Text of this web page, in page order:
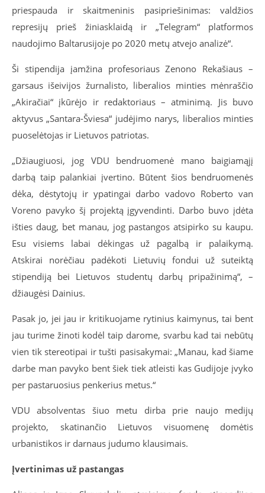
priespauda ir skaitmeninis pasipriešinimas: valdžios
represijų prieš žiniasklaidą ir „Telegram“ platformos
naudojimo Baltarusijoje po 2020 metų atvejo analizė“.
Ši stipendija įamžina profesoriaus Zenono Rekašiaus –
garsaus išeivijos žurnalisto, liberalios minties mėnraščio
„Akiračiai“ įkūrėjo ir redaktoriaus – atminimą. Jis buvo
aktyvus „Santara-Šviesa“ judėjimo narys, liberalios minties
puoselėtojas ir Lietuvos patriotas.
„Džiaugiuosi, jog VDU bendruomenė mano baigiamąjį
darbą taip palankiai įvertino. Būtent šios bendruomenės
dėka, dėstytojų ir ypatingai darbo vadovo Roberto van
Voreno pavyko šį projektą įgyvendinti. Darbo buvo įdėta
išties daug, bet manau, jog pastangos atsipirko su kaupu.
Esu visiems labai dėkingas už pagalbą ir palaikymą.
Atskirai norėčiau padėkoti Lietuvių fondui už suteiktą
stipendiją bei Lietuvos studentų darbų pripažinimą“, –
džiaugėsi Dainius.
Pasak jo, jei jau ir kritikuojame rytinius kaimynus, tai bent
jau turime žinoti kodėl taip darome, svarbu kad tai nebūtų
vien tik stereotipai ir tušti pasisakymai: „Manau, kad šiame
darbe man pavyko bent šiek tiek atleisti kas Gudijoje įvyko
per pastaruosius penkerius metus.“
VDU absolventas šiuo metu dirba prie naujo medijų
projekto, skatinančio Lietuvos visuomenę domėtis
urbanistikos ir darnaus judumo klausimais.
Įvertinimas už pastangas